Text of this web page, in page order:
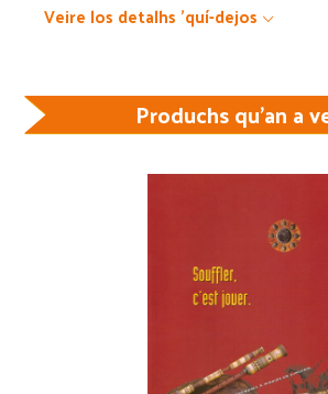
Veire los detalhs 'quí-dejos
Produchs qu'an a